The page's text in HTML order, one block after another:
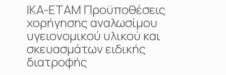
ΙΚΑ-ΕΤΑΜ Προϋποθέσεις
χορήγησης αναλωσίμου
υγειονομικού υλικού και
σκευασμάτων ειδικής
διατροφής